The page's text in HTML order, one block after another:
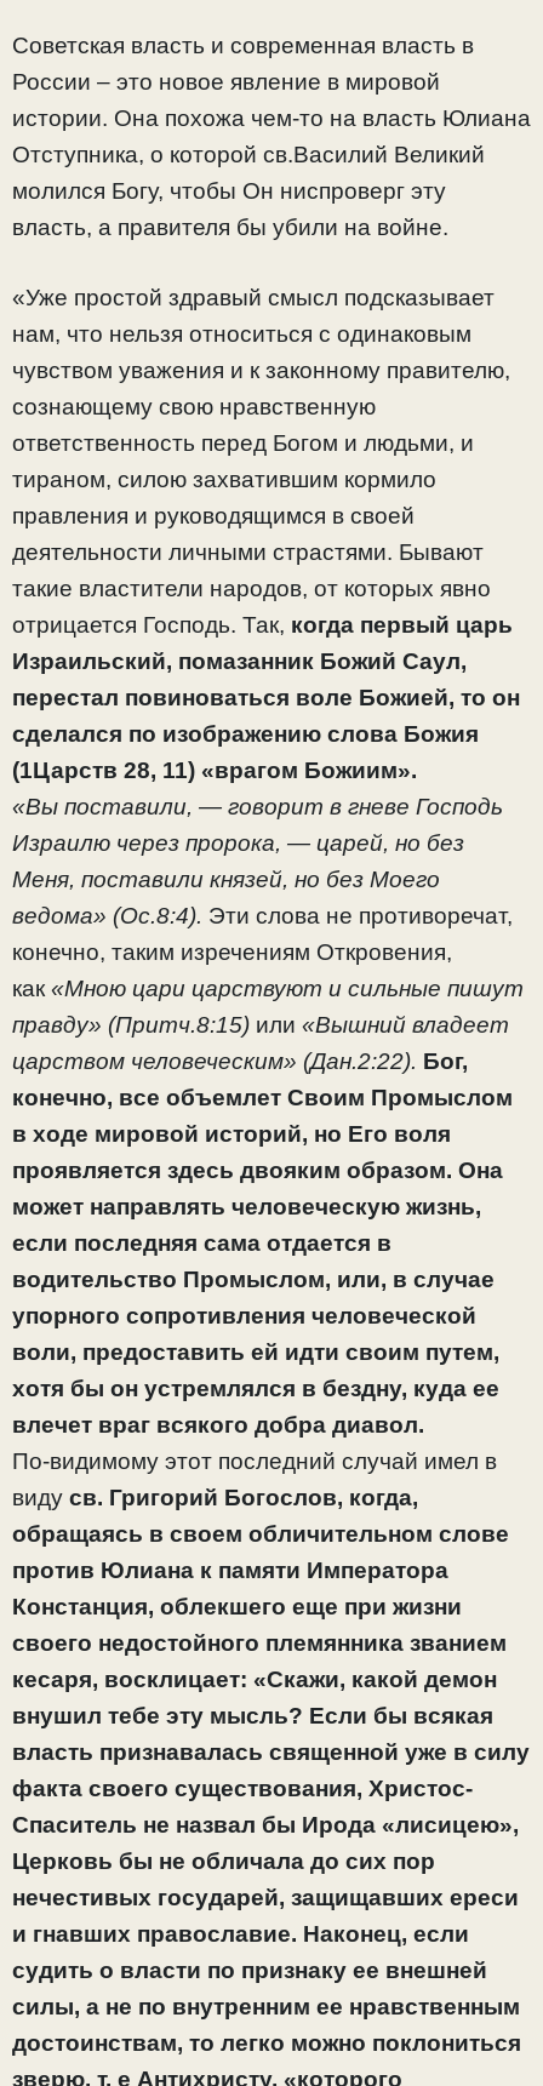
Советская власть и современная власть в
России – это новое явление в мировой
истории. Она похожа чем-то на власть Юлиана
Отступника, о которой св.Василий Великий
молился Богу, чтобы Он ниспроверг эту
власть, а правителя бы убили на войне.
«Уже простой здравый смысл подсказывает
нам, что нельзя относиться с одинаковым
чувством уважения и к законному правителю,
сознающему свою нравственную
ответственность перед Богом и людьми, и
тираном, силою захватившим кормило
правления и руководящимся в своей
деятельности личными страстями. Бывают
такие властители народов, от которых явно
отрицается Господь. Так, когда первый царь
Израильский, помазанник Божий Саул,
перестал повиноваться воле Божией, то он
сделался по изображению слова Божия
(1Царств 28, 11) «врагом Божиим».
«Вы поставили, — говорит в гневе Господь
Израилю через пророка, — царей, но без
Меня, поставили князей, но без Моего
ведома» (Ос.8:4). Эти слова не противоречат,
конечно, таким изречениям Откровения,
как «Мною цари царствуют и сильные пишут
правду» (Притч.8:15) или «Вышний владеет
царством человеческим» (Дан.2:22). Бог,
конечно, все объемлет Своим Промыслом
в ходе мировой историй, но Его воля
проявляется здесь двояким образом. Она
может направлять человеческую жизнь,
если последняя сама отдается в
водительство Промыслом, или, в случае
упорного сопротивления человеческой
воли, предоставить ей идти своим путем,
хотя бы он устремлялся в бездну, куда ее
влечет враг всякого добра диавол.
По-видимому этот последний случай имел в
виду св. Григорий Богослов, когда,
обращаясь в своем обличительном слове
против Юлиана к памяти Императора
Констанция, облекшего еще при жизни
своего недостойного племянника званием
кесаря, восклицает: «Скажи, какой демон
внушил тебе эту мысль? Если бы всякая
власть признавалась священной уже в силу
факта своего существования, Христос-
Спаситель не назвал бы Ирода «лисицею»,
Церковь бы не обличала до сих пор
нечестивых государей, защищавших ереси
и гнавших православие. Наконец, если
судить о власти по признаку ее внешней
силы, а не по внутренним ее нравственным
достоинствам, то легко можно поклониться
зверю, т. е Антихристу, «которого